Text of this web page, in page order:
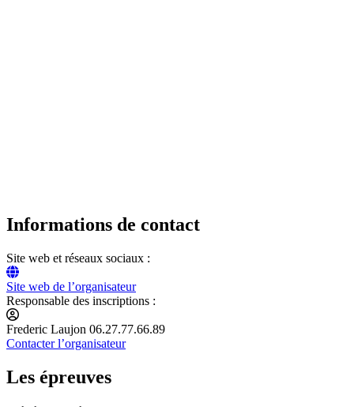
Informations de contact
Site web et réseaux sociaux :
Site web de l’organisateur
Responsable des inscriptions :
Frederic Laujon 06.27.77.66.89
Contacter l’organisateur
Les épreuves